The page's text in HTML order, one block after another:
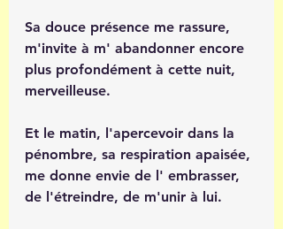
Sa douce présence me rassure,
m'invite à m' abandonner encore
plus profondément à cette nuit,
merveilleuse.
Et le matin, l'apercevoir dans la
pénombre, sa respiration apaisée,
me donne envie de l' embrasser,
de l'étreindre, de m'unir à lui.